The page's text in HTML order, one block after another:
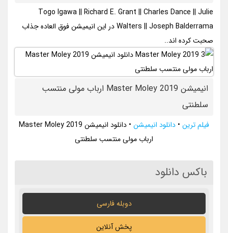
Togo Igawa || Richard E. Grant || Charles Dance || Julie
Walters || Joseph Balderrama در این انیمیشن فوق العاده جذاب
صحبت کرده اند..
انیمیشن Master Moley 2019 ارباب مولی منتسب
سلطنتی
فیلم ترین • دانلود انیمیشن •
دانلود انیمیشن Master Moley 2019
ارباب مولی منتسب سلطنتی
باکس دانلود
دوبله فارسی
پخش آنلاین